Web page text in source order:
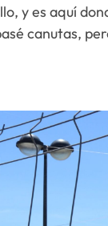
y es aquí
canutas,